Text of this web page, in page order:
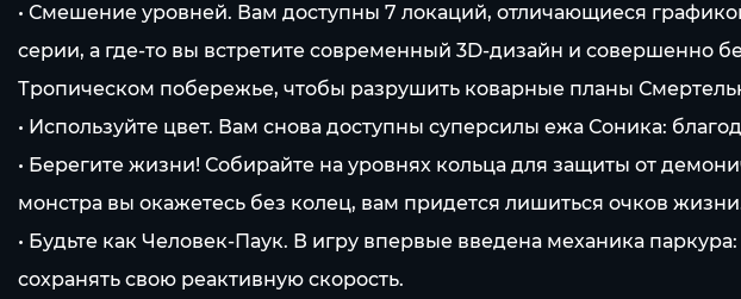
• Смешение уровней. Вам доступны 7 локаций, отличающиеся
серии, а где-то вы встретите современный 3D-дизайн и
Тропическом побережье, чтобы разрушить коварные планы
• Используйте цвет. Вам снова доступны суперсилы ежа Соника:
• Берегите жизни! Собирайте на уровнях кольца для защиты от
монстра вы окажетесь без колец, вам придется лишиться очков
• Будьте как Человек-Паук. В игру впервые введена механика
сохранять свою реактивную скорость.